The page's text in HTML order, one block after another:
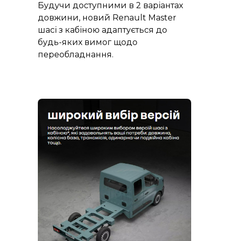
Будучи доступними в 2 варіантах
довжини, новий Renault Master
шасі з кабіною адаптується до
будь-яких вимог щодо
переобладнання.